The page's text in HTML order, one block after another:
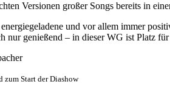
Versionen großer Songs bereits in
und vor allem immer
nur genießend – in dieser WG ist Platz
zum Start der Diashow